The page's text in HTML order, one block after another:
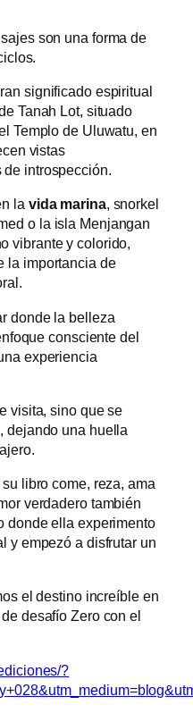
son una forma de
significado espiritual
Tanah Lot, situado
Templo de Uluwatu, en
vistas
introspección.
la vida marina, snorkel
o la isla Menjangan
vibrante y colorido,
la importancia de
donde la belleza
consciente del
experiencia
visita, sino que se
dejando una huella
libro come, reza, ama
verdadero también
donde ella experimento
y empezó a disfrutar un
el destino increíble en
desafío Zero con el
?